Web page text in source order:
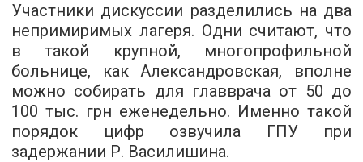
Участники дискуссии разделились на два
непримиримых лагеря. Одни считают, что
в такой крупной, многопрофильной
больнице, как Александровская, вполне
можно собирать для главврача от 50 до
100 тыс. грн еженедельно. Именно такой
порядок цифр озвучила ГПУ при
задержании Р. Василишина.